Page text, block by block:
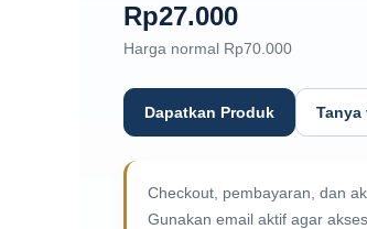
Rp27.000
Harga normal Rp70.000
Dapatkan Produk Tanya
Checkout, pembayaran, dan
Gunakan email aktif agar